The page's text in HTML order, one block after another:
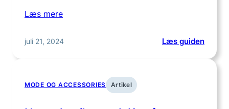
Læs mere
juli 21, 2024 Læs guiden:
Opdag
MODE OG ACCESSORIES Artikel